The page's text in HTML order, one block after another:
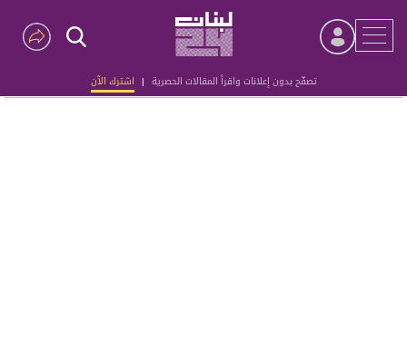
تصفّح بدون إعلانات واقرأ المقالات الحصرية | اشترك الآن
Advertisement